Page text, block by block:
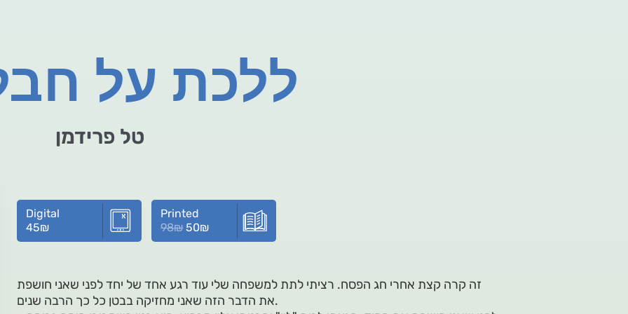
ללכת על
טל פרידמן
Digital
45₪
Printed
98₪ 50₪
זה קרה קצת אחרי חג הפסח. רציתי לתת למשפחה שלי עוד רגע אחד של יחד לפני שאני חושפת
את הדבר הזה שאני מחזיקה בבטן כל כך הרבה שנים.